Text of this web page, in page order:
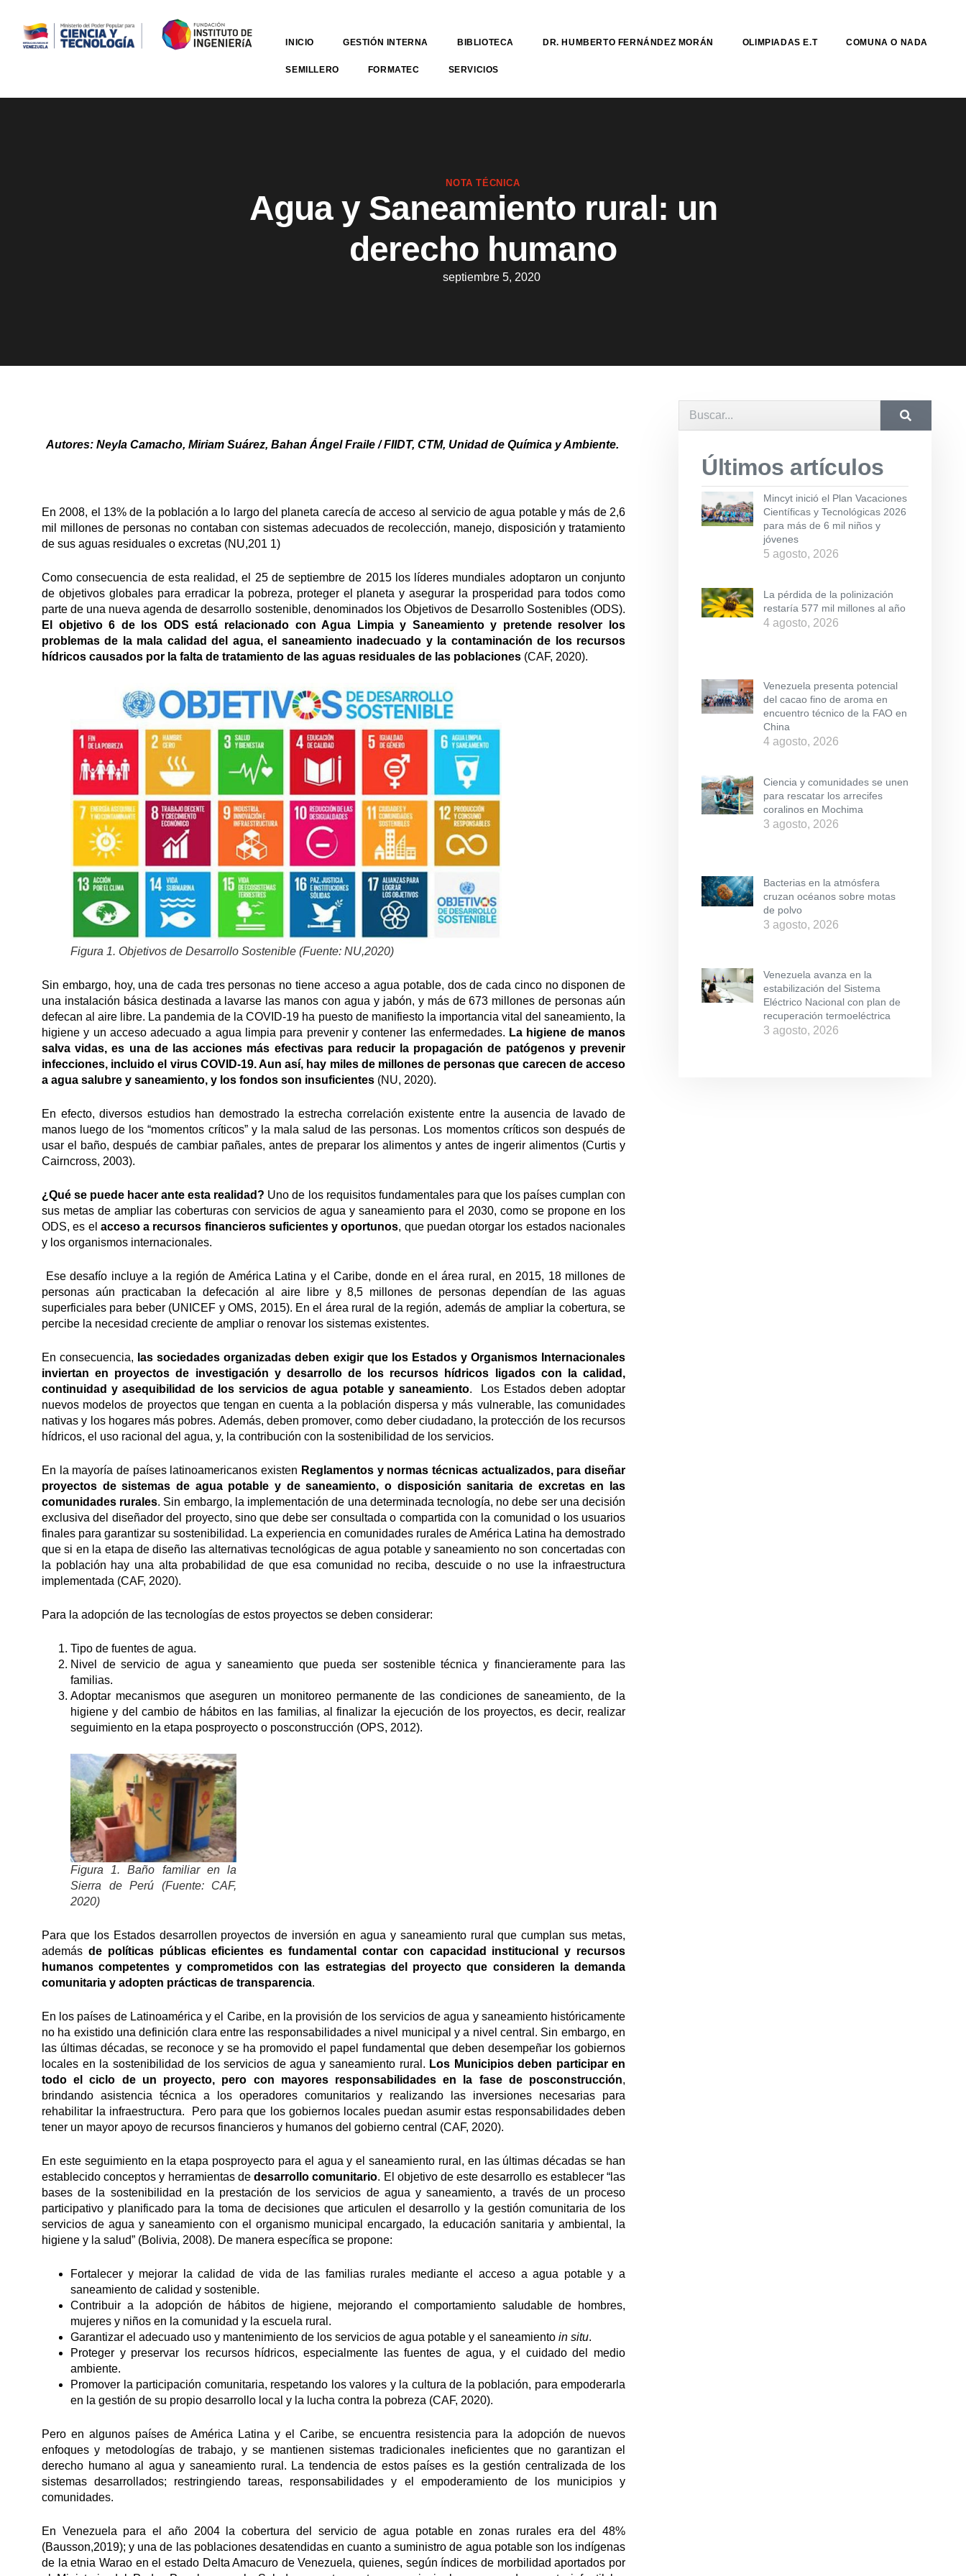
INICIO GESTIÓN INTERNA BIBLIOTECA DR. HUMBERTO FERNÁNDEZ MORÁN OLIMPIADAS E.T COMUNA O NADA
SEMILLERO FORMATEC SERVICIOS
NOTA TÉCNICA
Agua y Saneamiento rural: un
derecho humano
septiembre 5, 2020
Autores: Neyla Camacho, Miriam Suárez, Bahan Ángel Fraile / FIIDT, CTM, Unidad de Química y Ambiente.
En 2008, el 13% de la población a lo largo del planeta carecía de acceso al servicio de agua potable y más de 2,6
mil millones de personas no contaban con sistemas adecuados de recolección, manejo, disposición y tratamiento
de sus aguas residuales o excretas (NU,201 1)
Como consecuencia de esta realidad, el 25 de septiembre de 2015 los líderes mundiales adoptaron un conjunto
de objetivos globales para erradicar la pobreza, proteger el planeta y asegurar la prosperidad para todos como
parte de una nueva agenda de desarrollo sostenible, denominados los Objetivos de Desarrollo Sostenibles (ODS).
El objetivo 6 de los ODS está relacionado con Agua Limpia y Saneamiento y pretende resolver los
problemas de la mala calidad del agua, el saneamiento inadecuado y la contaminación de los recursos
hídricos causados por la falta de tratamiento de las aguas residuales de las poblaciones (CAF, 2020).
Figura 1. Objetivos de Desarrollo Sostenible (Fuente: NU,2020)
Sin embargo, hoy, una de cada tres personas no tiene acceso a agua potable, dos de cada cinco no disponen de
una instalación básica destinada a lavarse las manos con agua y jabón, y más de 673 millones de personas aún
defecan al aire libre. La pandemia de la COVID-19 ha puesto de manifiesto la importancia vital del saneamiento, la
higiene y un acceso adecuado a agua limpia para prevenir y contener las enfermedades. La higiene de manos
salva vidas, es una de las acciones más efectivas para reducir la propagación de patógenos y prevenir
infecciones, incluido el virus COVID-19. Aun así, hay miles de millones de personas que carecen de acceso
a agua salubre y saneamiento, y los fondos son insuficientes (NU, 2020).
En efecto, diversos estudios han demostrado la estrecha correlación existente entre la ausencia de lavado de
manos luego de los “momentos críticos” y la mala salud de las personas. Los momentos críticos son después de
usar el baño, después de cambiar pañales, antes de preparar los alimentos y antes de ingerir alimentos (Curtis y
Cairncross, 2003).
¿Qué se puede hacer ante esta realidad? Uno de los requisitos fundamentales para que los países cumplan con
sus metas de ampliar las coberturas con servicios de agua y saneamiento para el 2030, como se propone en los
ODS, es el acceso a recursos financieros suficientes y oportunos, que puedan otorgar los estados nacionales
y los organismos internacionales.
Ese desafío incluye a la región de América Latina y el Caribe, donde en el área rural, en 2015, 18 millones de
personas aún practicaban la defecación al aire libre y 8,5 millones de personas dependían de las aguas
superficiales para beber (UNICEF y OMS, 2015). En el área rural de la región, además de ampliar la cobertura, se
percibe la necesidad creciente de ampliar o renovar los sistemas existentes.
En consecuencia, las sociedades organizadas deben exigir que los Estados y Organismos Internacionales
inviertan en proyectos de investigación y desarrollo de los recursos hídricos
ligados con la calidad,
continuidad y asequibilidad de los servicios de agua potable y saneamiento. Los Estados deben adoptar
nuevos modelos de proyectos que tengan en cuenta a la población dispersa y más vulnerable, las comunidades
nativas y los hogares más pobres. Además, deben promover, como deber ciudadano, la protección de los recursos
hídricos, el uso racional del agua, y, la contribución con la sostenibilidad de los servicios.
En la mayoría de países latinoamericanos existen Reglamentos y normas técnicas actualizados, para diseñar
proyectos de sistemas de agua potable y de saneamiento, o disposición sanitaria de excretas en las
comunidades rurales. Sin embargo, la implementación de una determinada tecnología, no debe ser una decisión
exclusiva del diseñador del proyecto, sino que debe ser consultada o compartida con la comunidad o los usuarios
finales para garantizar su sostenibilidad. La experiencia en comunidades rurales de América Latina ha demostrado
que si en la etapa de diseño las alternativas tecnológicas de agua potable y saneamiento no son concertadas con
la población hay una alta probabilidad de que esa comunidad no reciba, descuide o no use la infraestructura
implementada (CAF, 2020).
Para la adopción de las tecnologías de estos proyectos se deben considerar:
Tipo de fuentes de agua.
Nivel de servicio de agua y saneamiento que pueda ser sostenible técnica y financieramente para las
familias.
Adoptar mecanismos que aseguren un monitoreo permanente de las condiciones de saneamiento, de la
higiene y del cambio de hábitos en las familias, al finalizar la ejecución de los proyectos, es decir, realizar
seguimiento en la etapa posproyecto o posconstrucción (OPS, 2012).
Figura 1. Baño familiar en la
Sierra de Perú (Fuente: CAF,
2020)
Para que los Estados desarrollen proyectos de inversión en agua y saneamiento rural que cumplan sus metas,
además de políticas públicas eficientes es fundamental contar con capacidad institucional y recursos
humanos competentes y comprometidos con las estrategias del proyecto que consideren la demanda
comunitaria y adopten prácticas de transparencia.
En los países de Latinoamérica y el Caribe, en la provisión de los servicios de agua y saneamiento históricamente
no ha existido una definición clara entre las responsabilidades a nivel municipal y a nivel central. Sin embargo, en
las últimas décadas, se reconoce y se ha promovido el papel fundamental que deben desempeñar los gobiernos
locales en la sostenibilidad de los servicios de agua y saneamiento rural. Los Municipios deben participar en
todo el ciclo de un proyecto, pero con mayores responsabilidades en la fase de posconstrucción,
brindando asistencia técnica a los operadores comunitarios y realizando las inversiones necesarias para
rehabilitar la infraestructura. Pero para que los gobiernos locales puedan asumir estas responsabilidades deben
tener un mayor apoyo de recursos financieros y humanos del gobierno central (CAF, 2020).
En este seguimiento en la etapa posproyecto para el agua y el saneamiento rural, en las últimas décadas se han
establecido conceptos y herramientas dedesarrollo comunitario. El objetivo de este desarrollo es establecer “las
bases de la sostenibilidad en la prestación de los servicios de agua y saneamiento, a través de un proceso
participativo y planificado para la toma de decisiones que articulen el desarrollo y la gestión comunitaria de los
servicios de agua y saneamiento con el organismo municipal encargado, la educación sanitaria y ambiental, la
higiene y la salud” (Bolivia, 2008). De manera específica se propone:
Fortalecer y mejorar la calidad de vida de las familias rurales mediante el acceso a agua potable y a
saneamiento de calidad y sostenible.
Contribuir a la adopción de hábitos de higiene, mejorando el comportamiento saludable de hombres,
mujeres y niños en la comunidad y la escuela rural.
Garantizar el adecuado uso y mantenimiento de los servicios de agua potable y el saneamiento in situ.
Proteger y preservar los recursos hídricos, especialmente las fuentes de agua, y el cuidado del medio
ambiente.
Promover la participación comunitaria, respetando los valores y la cultura de la población, para empoderarla
en la gestión de su propio desarrollo local y la lucha contra la pobreza (CAF, 2020).
Pero en algunos países de América Latina y el Caribe, se encuentra resistencia para la adopción de nuevos
enfoques y metodologías de trabajo, y se mantienen sistemas tradicionales ineficientes que no garantizan el
derecho humano al agua y saneamiento rural. La tendencia de estos países es la gestión centralizada de los
sistemas desarrollados; restringiendo tareas, responsabilidades y el empoderamiento de los municipios y
comunidades.
En Venezuela para el año 2004 la cobertura del servicio de agua potable en zonas rurales era del 48%
(Bausson,2019); y una de las poblaciones desatendidas en cuanto a suministro de agua potable son los indígenas
de la etnia Warao en el estado Delta Amacuro de Venezuela, quienes, según índices de morbilidad aportados por
Últimos artículos
Mincyt inició el Plan Vacaciones
Científicas y Tecnológicas 2026
para más de 6 mil niños y
jóvenes
5 agosto, 2026
La pérdida de la polinización
restaría 577 mil millones al año
4 agosto, 2026
Venezuela presenta potencial
del cacao fino de aroma en
encuentro técnico de la FAO en
China
4 agosto, 2026
Ciencia y comunidades se unen
para rescatar los arrecifes
coralinos en Mochima
3 agosto, 2026
Bacterias en la atmósfera
cruzan océanos sobre motas
de polvo
3 agosto, 2026
Venezuela avanza en la
estabilización del Sistema
Eléctrico Nacional con plan de
recuperación termoeléctrica
3 agosto, 2026